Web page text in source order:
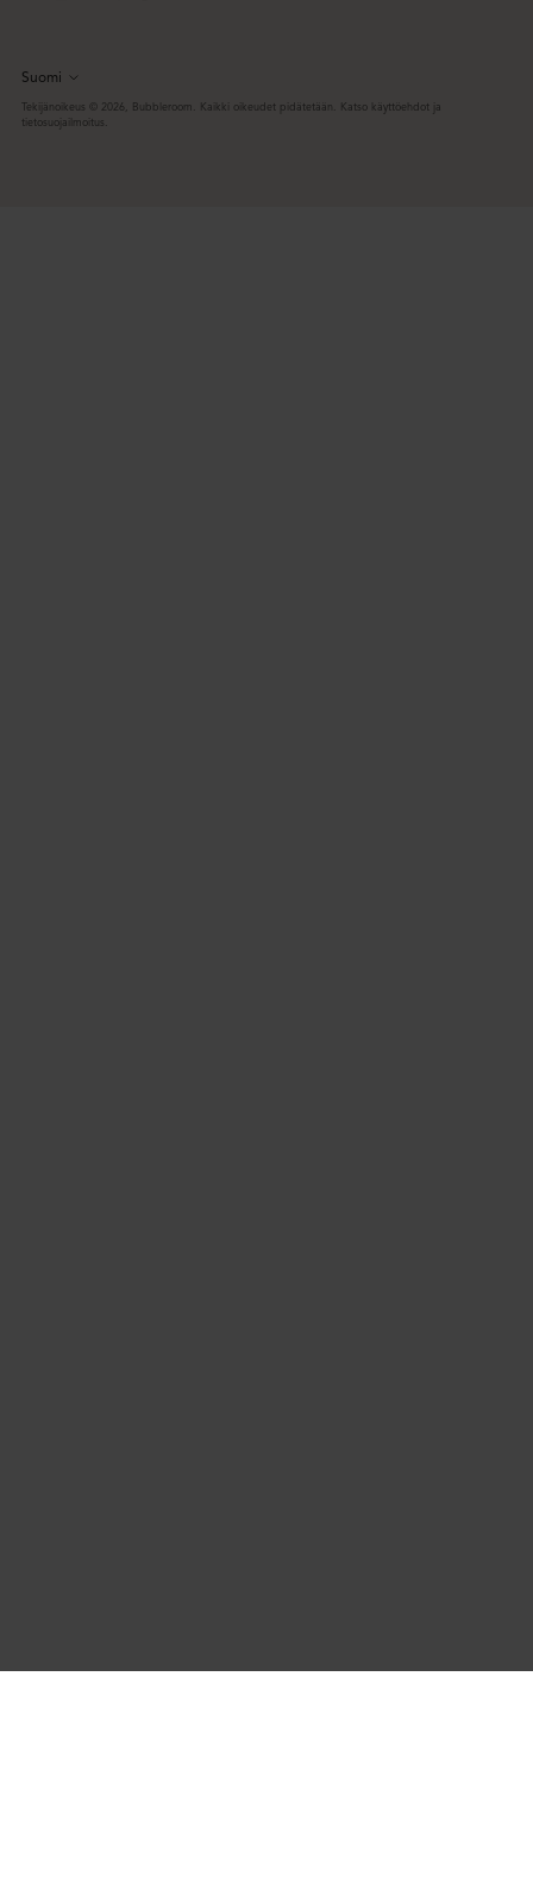
Kieli
Suomi
Tekijänoikeus © 2026, Bubbleroom. Kaikki oikeudet pidätetään. Katso käyttöehdot ja
tietosuojailmoitus.